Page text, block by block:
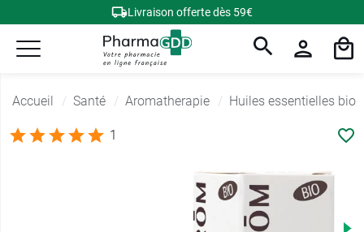
Livraison offerte dès 59€
Accueil Santé Aromatherapie Huiles essentielles bio
1